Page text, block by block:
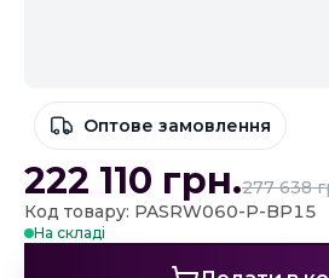
Оптове замовлення
222 110 грн.277 638
Код товару: PASRW060-P-BP15
На складі